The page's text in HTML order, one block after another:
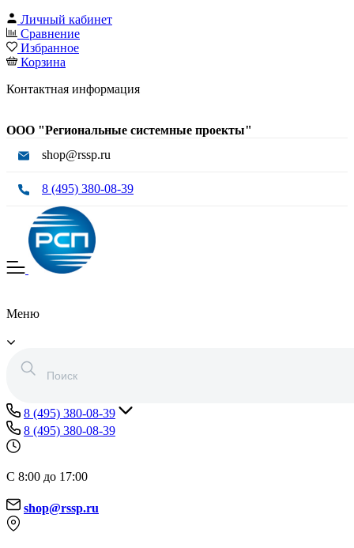
Личный кабинет
Сравнение
Избранное
Корзина
Контактная информация
ООО "Региональные системные проекты"
shop@rssp.ru
8 (495) 380-08-39
Меню
8 (495) 380-08-39
8 (495) 380-08-39
С 8:00 до 17:00
shop@rssp.ru